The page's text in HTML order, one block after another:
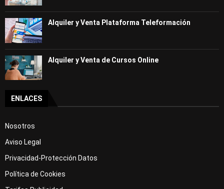
Alquiler y Venta Plataforma Teleformación
Alquiler y Venta de Cursos Online
ENLACES
Nosotros
Aviso Legal
Privacidad-Protección Datos
Política de Cookies